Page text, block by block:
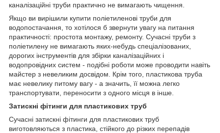
каналізаційні труби практично не вимагають чищення.
Якщо ви вирішили купити поліетиленові труби для
водопостачання, то хотілося б звернути увагу на питання
практичності: простота монтажу, ремонту. Сучасні труби з
поліетилену не вимагають яких-небудь спеціалізованих,
дорогих інструментів для збірки каналізаційних і
водопровідних систем - подібні роботи може проводити навіть
майстер з невеликим досвідом. Крім того, пластикова труба
має невелику питому вагу - а значить, її можна легко
транспортувати, переносити з одного місця в інше.
Затискні фітинги для пластикових труб
Сучасні затискні фітинги для пластикових труб
виготовляються з пластика, стійкого до різких перепадів